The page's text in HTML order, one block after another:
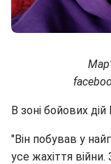
В зоні бойових
"Він побував у
усе жахіття